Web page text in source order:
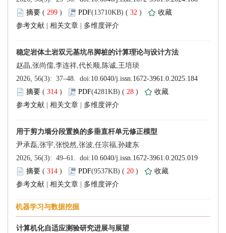
299 ) 32 )
|
|
314 ) 28 )
|
|
314 ) 20 )
|
|